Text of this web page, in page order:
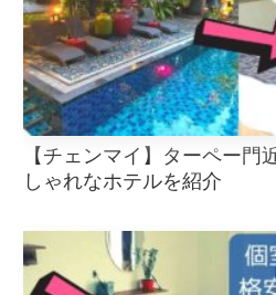
【チェンマイ】ターペー門
しゃれなホテルを紹介